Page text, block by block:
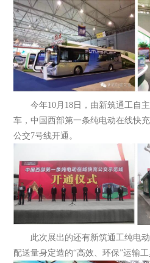
今年10月18日，由新筑通工自
车，中国西部第一条纯电动在线快
公交7号线开通。
此次展出的还有新筑通工纯电
配送量身定造的“高效、环保”运输工